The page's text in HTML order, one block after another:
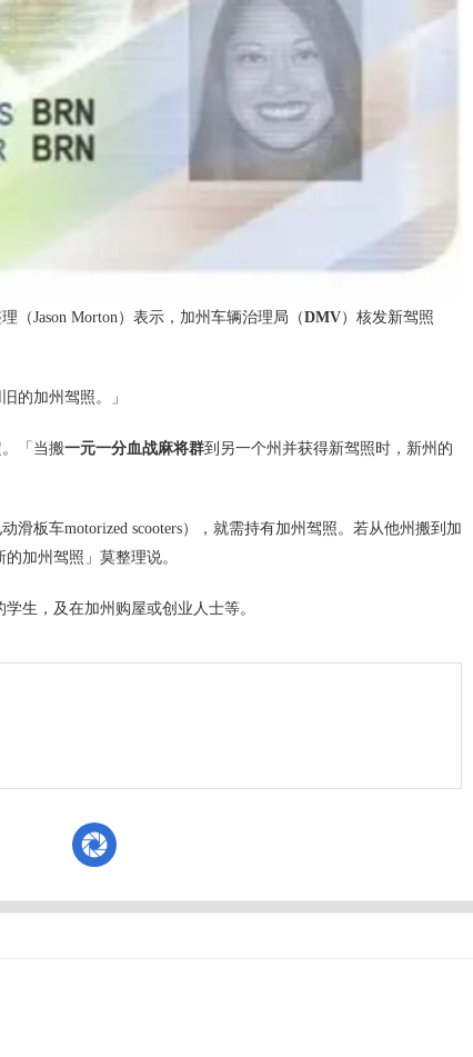
（Jason Morton）表示，加州车辆治理局（DMV）核发新驾照
的加州驾照。」
「当搬一元一分血战麻将群到另一个州并获得新驾照时，新州的
板车motorized scooters），就需持有加州驾照。若从他州搬到加
加州驾照」莫整理说。
生，及在加州购屋或创业人士等。